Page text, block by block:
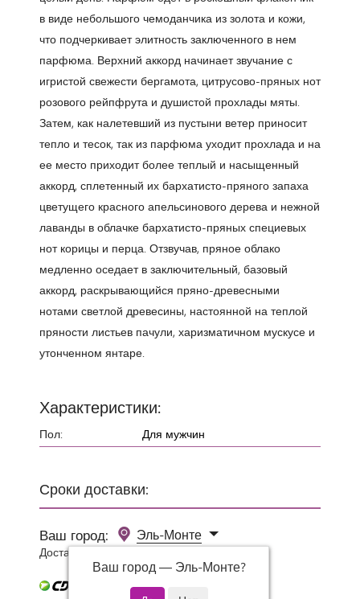
Сроки доставки:
Ваш город:
Эль-Монте
Ваш город — Эль-Монте?
Доставка 0 руб при заказе от 3000 руб.
в виде небольшого чемоданчика из золота и кожи,
что подчеркивает элитность заключенного в нем
парфюма. Верхний аккорд начинает звучание с
игристой свежести бергамота, цитрусово-пряных нот
розового рейпфрута и душистой прохлады мяты.
Затем, как налетевший из пустыни ветер приносит
тепло и тесок, так из парфюма уходит прохлада и на
ее место приходит более теплый и насыщенный
аккорд, сплетенный их бархатисто-пряного запаха
цветущего красного апельсинового дерева и нежной
лаванды в облачке бархатисто-пряных специевых
нот корицы и перца. Отзвучав, пряное облако
медленно оседает в заключительный, базовый
аккорд, раскрывающийся пряно-древесными
нотами светлой древесины, настоянной на теплой
пряности листьев пачули, харизматичном мускусе и
утонченном янтаре.
Характеристики:
Пол: Для мужчин